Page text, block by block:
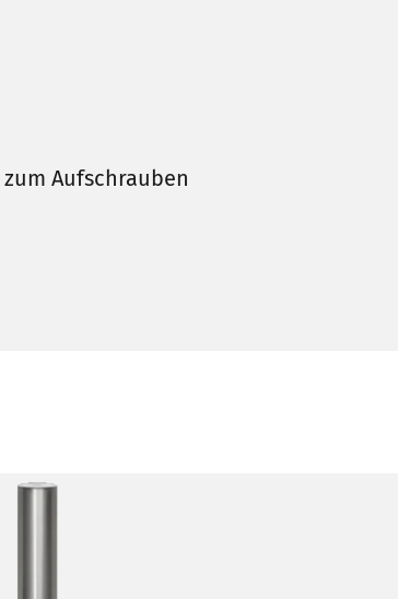
zum Aufschrauben